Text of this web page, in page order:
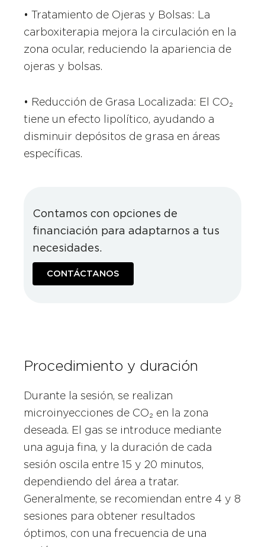
• Tratamiento de Ojeras y Bolsas: La
carboxiterapia mejora la circulación en la
zona ocular, reduciendo la apariencia de
ojeras y bolsas.
• Reducción de Grasa Localizada: El CO₂
tiene un efecto lipolítico, ayudando a
disminuir depósitos de grasa en áreas
específicas.
Contamos con opciones de
financiación para adaptarnos a tus
necesidades.
CONTÁCTANOS
Procedimiento y duración
Durante la sesión, se realizan
microinyecciones de CO₂ en la zona
deseada. El gas se introduce mediante
una aguja fina, y la duración de cada
sesión oscila entre 15 y 20 minutos,
dependiendo del área a tratar.
Generalmente, se recomiendan entre 4 y 8
sesiones para obtener resultados
óptimos, con una frecuencia de una